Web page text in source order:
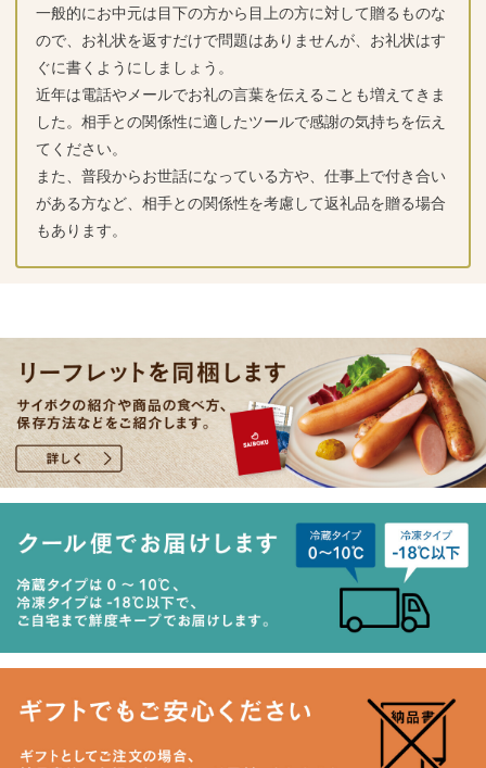
一般的にお中元は目下の方から目上の方に対して贈るものな
ので、お礼状を返すだけで問題はありませんが、お礼状はす
ぐに書くようにしましょう。
近年は電話やメールでお礼の言葉を伝えることも増えてきま
した。相手との関係性に適したツールで感謝の気持ちを伝え
てください。
また、普段からお世話になっている方や、仕事上で付き合い
がある方など、相手との関係性を考慮して返礼品を贈る場合
もあります。